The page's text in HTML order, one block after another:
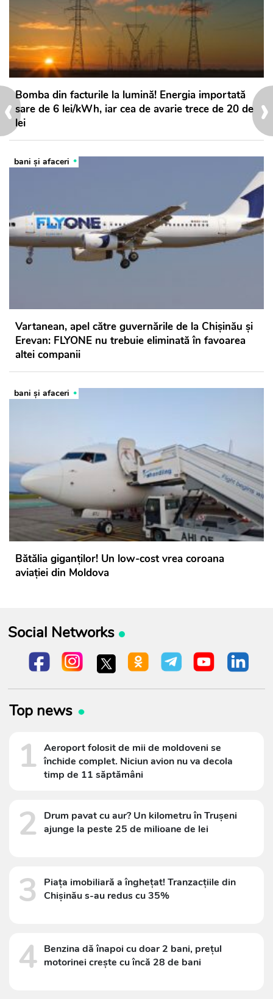
›
‹ Bomba din facturile la lumină! Energia importată
sare de 6 lei/kWh, iar cea de avarie trece de 20 de
lei
bani și afaceri
Vartanean, apel către guvernările de la Chișinău și
Erevan: FLYONE nu trebuie eliminată în favoarea
altei companii
bani și afaceri
Bătălia giganților! Un low-cost vrea coroana
aviației din Moldova
Social Networks
Top news
1 Aeroport folosit de mii de moldoveni se
închide complet. Niciun avion nu va decola
timp de 11 săptămâni
2
Drum pavat cu aur? Un kilometru în Trușeni
ajunge la peste 25 de milioane de lei
3
Piața imobiliară a înghețat! Tranzacțiile din
Chișinău s-au redus cu 35%
4 Benzina dă înapoi cu doar 2 bani, prețul
motorinei crește cu încă 28 de bani